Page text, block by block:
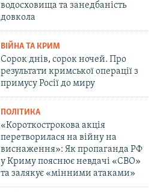
водосховища та занедбаність
довкола
ВІЙНА ТА КРИМ
Сорок днів, сорок ночей. Про
результати кримської операції з
примусу Росії до миру
ПОЛІТИКА
«Короткострокова акція
перетворилася на війну на
виснаження»: Як пропаганда РФ
у Криму пояснює невдачі «СВО»
та залякує «мінними атаками»